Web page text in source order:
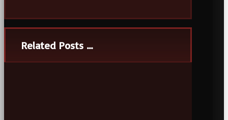
Related Posts ...